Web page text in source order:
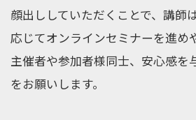
顔出ししていただくことで、講師
応じてオンラインセミナーを進め
主催者や参加者様同士、安心感を
をお願いします。